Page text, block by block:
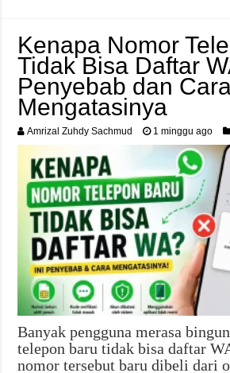
Kenapa Nomor
Tidak Bisa Daftar
Penyebab dan
Mengatasinya
Amrizal Zuhdy Sachmud 1 minggu ago
Banyak pengguna merasa
telepon baru tidak bisa daftar
nomor tersebut baru dibeli dari